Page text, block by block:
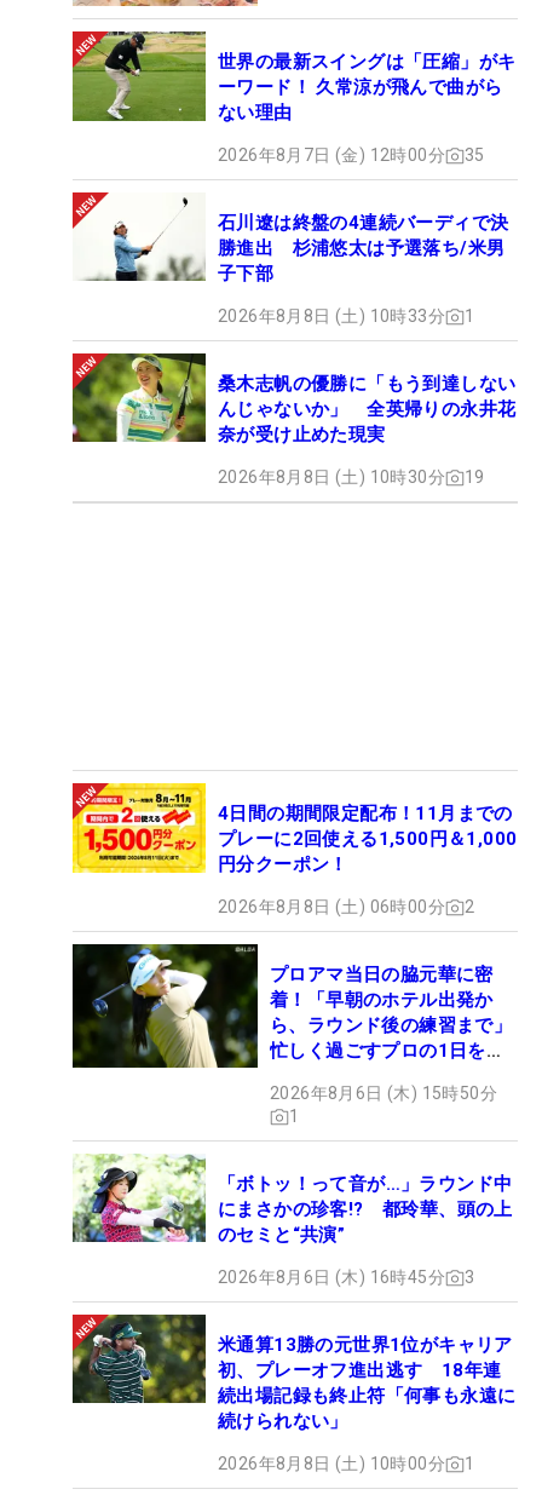
世界の最新スイングは「圧縮」がキ
ーワード！ 久常涼が飛んで曲がら
ない理由
2026年8月7日 (金) 12時00分 35
石川遼は終盤の4連続バーディで決
勝進出 杉浦悠太は予選落ち/米男
子下部
2026年8月8日 (土) 10時33分 1
桑木志帆の優勝に「もう到達しない
んじゃないか」 全英帰りの永井花
奈が受け止めた現実
2026年8月8日 (土) 10時30分 19
4日間の期間限定配布！11月までの
プレーに2回使える1,500円＆1,000
円分クーポン！
2026年8月8日 (土) 06時00分 2
プロアマ当日の脇元華に密
着！「早朝のホテル出発か
ら、ラウンド後の練習まで」
忙しく過ごすプロの1日を公
2026年8月6日 (木) 15時50分
1
「ボトッ！って音が…」ラウンド中
にまさかの珍客!? 都玲華、頭の上
のセミと“共演”
2026年8月6日 (木) 16時45分 3
米通算13勝の元世界1位がキャリア
初、プレーオフ進出逃す 18年連
続出場記録も終止符「何事も永遠に
続けられない」
2026年8月8日 (土) 10時00分 1